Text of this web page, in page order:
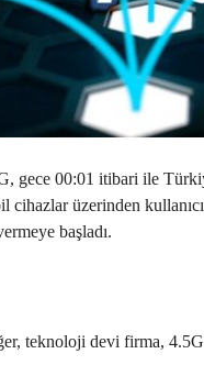
gece 00:01 itibari ile
cihazlar üzerinden
başladı.
teknoloji devi firma,